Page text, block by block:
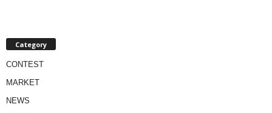
Category
CONTEST
MARKET
NEWS